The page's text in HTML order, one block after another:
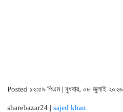
Posted ১২:৫৯ পিএম | বুধবার, ০৮ জুলাই ২০২৬
sharebazar24 | sajed khan